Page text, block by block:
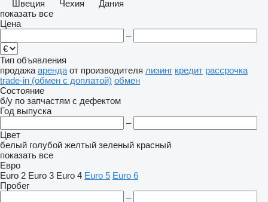
Швеция
Чехия
Дания
показать все
Цена
–
Тип объявления
продажа аренда от производителя лизинг кредит рассрочка
trade-in (обмен с доплатой) обмен
Состояние
б/у по запчастям с дефектом
Год выпуска
–
Цвет
белый голубой желтый зеленый красный
показать все
Евро
Euro 2 Euro 3 Euro 4 Euro 5 Euro 6
Пробег
–